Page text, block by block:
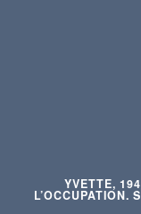
YVETTE,
L’OCCUPATION.